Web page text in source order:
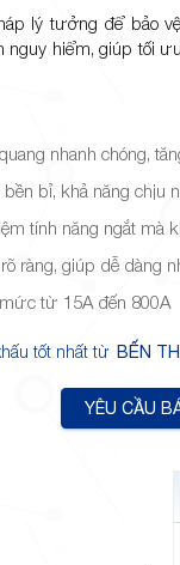
lý tưởng để bảo
hiểm, giúp tối
nhanh chóng,
bỉ, khả năng chịu
tính năng ngắt mà
ràng, giúp dễ dàng
từ 15A đến 800A
tốt nhất từ BẾN
YÊU CẦU